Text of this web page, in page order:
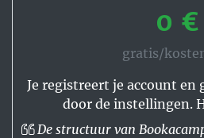
0 €
gratis/
Je registreert je account en
door de instellingen.
De structuur van